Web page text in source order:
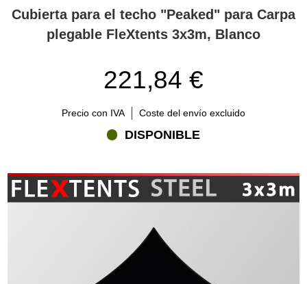
Cubierta para el techo "Peaked" para Carpa
plegable FleXtents 3x3m, Blanco
221,84 €
Precio con IVA Coste del envío excluido
DISPONIBLE